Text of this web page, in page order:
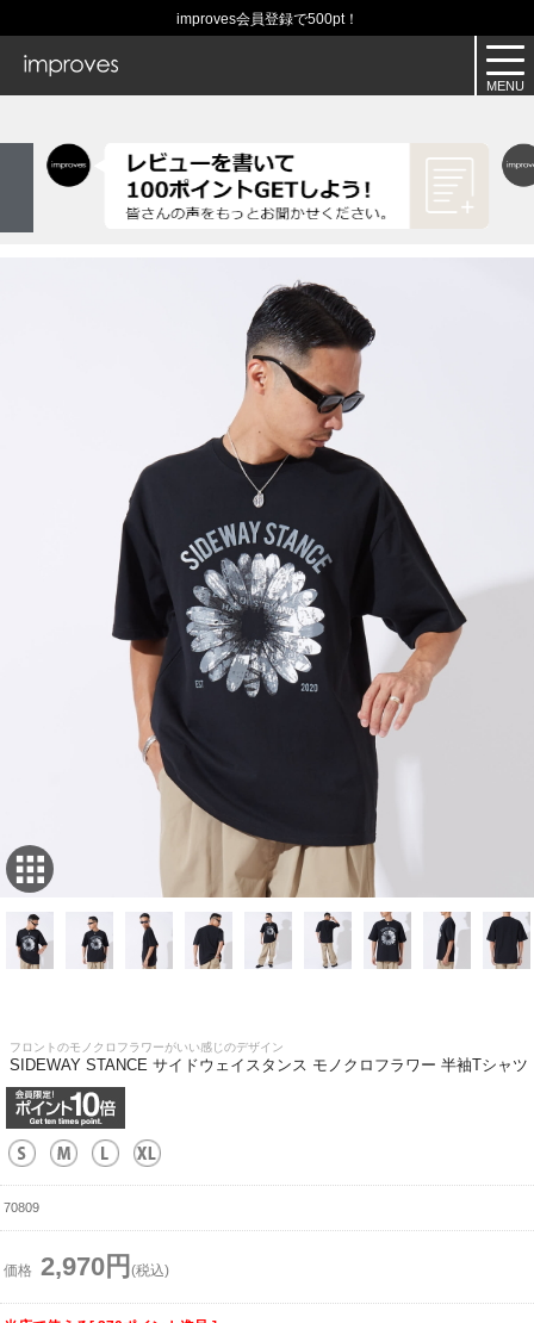
improves会員登録で500pt！
フロントのモノクロフラワーがいい感じのデザイン
SIDEWAY STANCE サイドウェイスタンス モノクロフラワー 半袖Tシャツ
70809
価格 2,970円 (税込)